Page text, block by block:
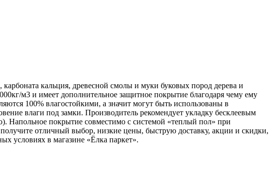
кальция, древесной смолы и муки буковых пород дерева и
м3 и имеет дополнительное защитное покрытие благодаря чему ему
100% влагостойкими, а значит могут быть использованы в
влаги под замки. Производитель рекомендует укладку бесклеевым
Напольное покрытие совместимо с системой «теплый пол» при
отличный выбор, низкие цены, быструю доставку, акции и скидки,
условиях в магазине «Ёлка паркет».